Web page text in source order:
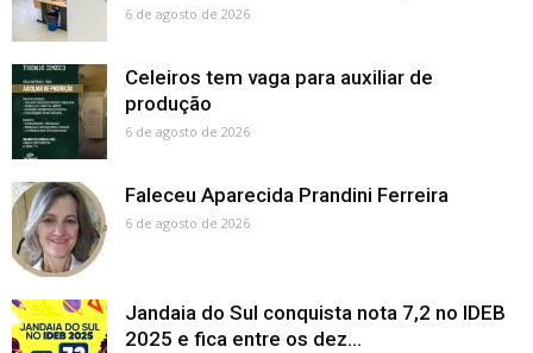
6 de agosto de 2026
Celeiros tem vaga para auxiliar de
produção
6 de agosto de 2026
Faleceu Aparecida Prandini Ferreira
6 de agosto de 2026
Jandaia do Sul conquista nota 7,2 no IDEB
2025 e fica entre os dez...